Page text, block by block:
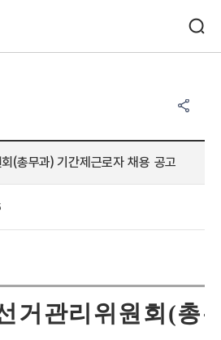
(총무과) 기간제근로자 채용 공고
거관리위원회 (총